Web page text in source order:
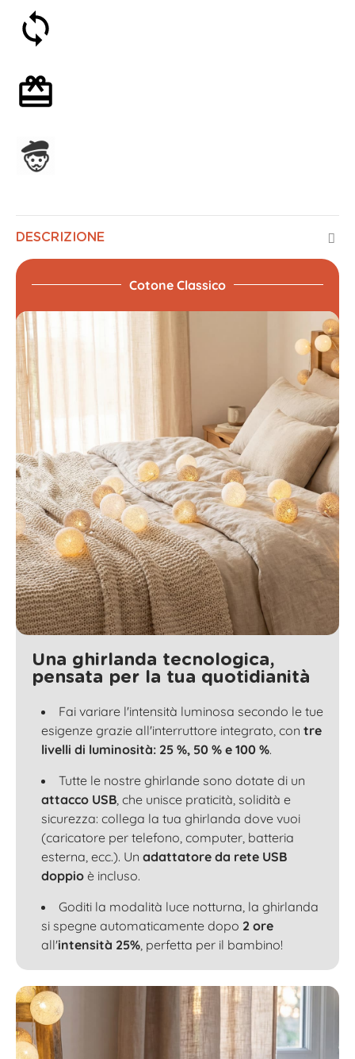
DESCRIZIONE
Cotone Classico
Una ghirlanda tecnologica,
pensata per la tua quotidianità
Fai variare l'intensità luminosa secondo le tue
esigenze grazie all'interruttore integrato, con tre
livelli di luminosità: 25 %, 50 % e 100 %.
Tutte le nostre ghirlande sono dotate di un
attacco USB , che unisce praticità, solidità e
sicurezza: collega la tua ghirlanda dove vuoi
(caricatore per telefono, computer, batteria
esterna, ecc.). Un adattatore da rete USB
doppio è incluso.
Goditi la modalità luce notturna, la ghirlanda
si spegne automaticamente dopo 2 ore
all'intensità 25% , perfetta per il bambino!